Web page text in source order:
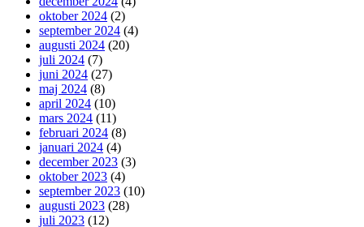
oktober 2024 (2)
september 2024 (4)
augusti 2024 (20)
juli 2024 (7)
juni 2024 (27)
maj 2024 (8)
april 2024 (10)
mars 2024 (11)
februari 2024 (8)
januari 2024 (4)
december 2023 (3)
oktober 2023 (4)
september 2023 (10)
augusti 2023 (28)
juli 2023 (12)